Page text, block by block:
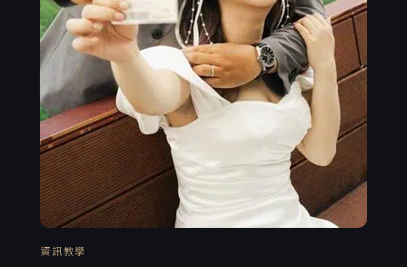
資訊教學